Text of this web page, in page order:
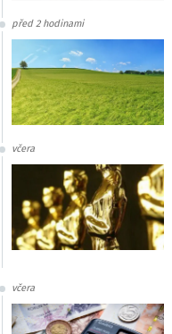
před 2 hodinami
včera
včera